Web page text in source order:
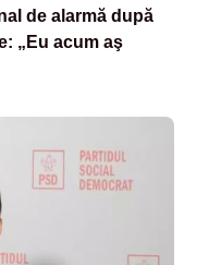
de alarmă după
„Eu acum aş